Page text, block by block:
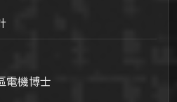
電機博士